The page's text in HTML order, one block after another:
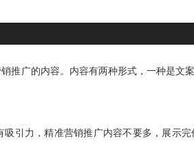
推广的内容。内容有两种形式，一种是文
吸引力，精准营销推广内容不要多，展示完